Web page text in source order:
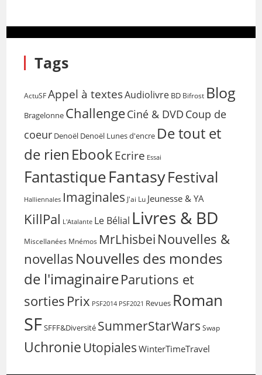
Tags
ActuSF Appel à textesAudiolivre BD Bifrost Blog
Bragelonne ChallengeCiné & DVD Coup de
coeur Denoël Denoël Lunes d'encre De tout et
de rien EbookEcrire Essai
FantastiqueFantasyFestival
Halliennales Imaginales J'ai Lu Jeunesse & YA
KillPal L'Atalante Le Bélial Livres & BD
Miscellanées Mnémos MrLhisbei Nouvelles &
novellas Nouvelles des mondes
de l'imaginaireParutions et
sorties Prix PSF2014 PSF2021 Revues Roman
SFSFFF&Diversité SummerStarWars Swap
Uchronie Utopiales WinterTimeTravel